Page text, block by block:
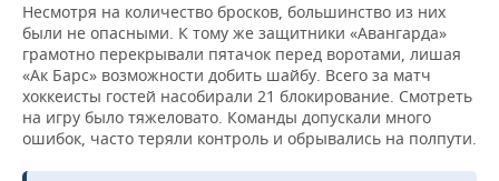
Несмотря на количество бросков, большинство из них
были не опасными. К тому же защитники «Авангарда»
грамотно перекрывали пятачок перед воротами, лишая
«Ак Барс» возможности добить шайбу. Всего за матч
хоккеисты гостей насобирали 21 блокирование. Смотреть
на игру было тяжеловато. Команды допускали много
ошибок, часто теряли контроль и обрывались на полпути.